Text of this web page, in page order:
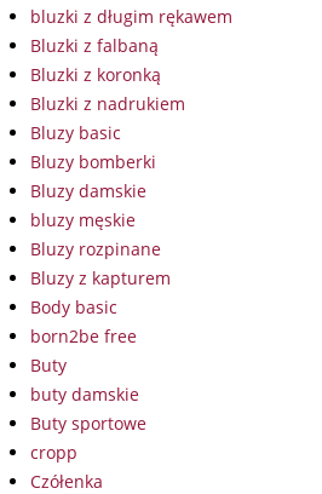
bluzki z długim rękawem
Bluzki z falbaną
Bluzki z koronką
Bluzki z nadrukiem
Bluzy basic
Bluzy bomberki
Bluzy damskie
bluzy męskie
Bluzy rozpinane
Bluzy z kapturem
Body basic
born2be free
Buty
buty damskie
Buty sportowe
cropp
Czółenka